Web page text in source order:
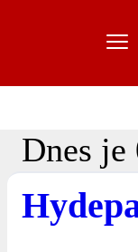
Dnes je